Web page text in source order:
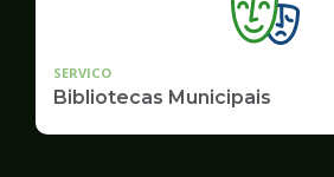
SERVICO
Bibliotecas Municipais